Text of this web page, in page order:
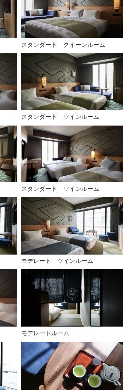
スタンダード クイーンルーム
スタンダード ツインルーム
スタンダード ツインルーム
モデレート ツインルーム
モデレートルーム